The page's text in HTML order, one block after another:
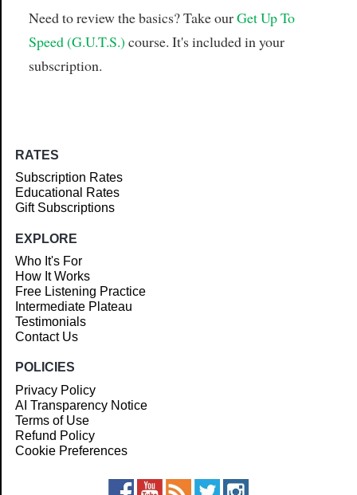
Need to review the basics? Take ourGet Up To
Speed (G.U.T.S.) course. It's included in your
subscription.
RATES
Subscription Rates
Educational Rates
Gift Subscriptions
EXPLORE
Who It's For
How It Works
Free Listening Practice
Intermediate Plateau
Testimonials
Contact Us
POLICIES
Privacy Policy
AI Transparency Notice
Terms of Use
Refund Policy
Cookie Preferences